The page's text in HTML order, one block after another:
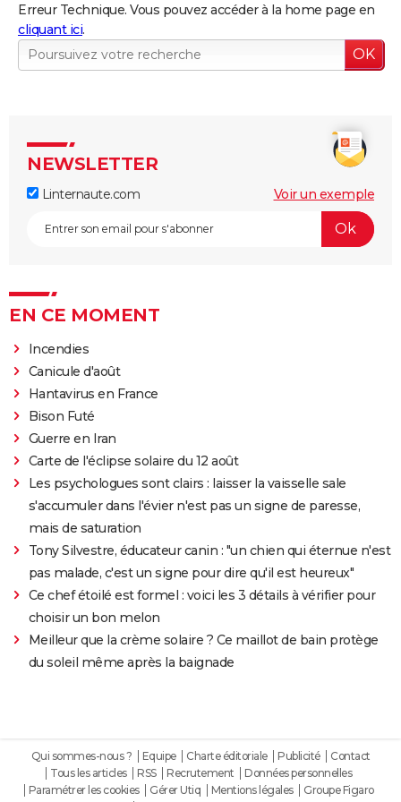
Erreur Technique. Vous pouvez accéder à la home page en
cliquant ici.
NEWSLETTER
Linternaute.com Voir un exemple
EN CE MOMENT
Incendies
Canicule d'août
Hantavirus en France
Bison Futé
Guerre en Iran
Carte de l'éclipse solaire du 12 août
Les psychologues sont clairs : laisser la vaisselle sale
s'accumuler dans l'évier n'est pas un signe de paresse,
mais de saturation
Tony Silvestre, éducateur canin : "un chien qui éternue n'est
pas malade, c'est un signe pour dire qu'il est heureux"
Ce chef étoilé est formel : voici les 3 détails à vérifier pour
choisir un bon melon
Meilleur que la crème solaire ? Ce maillot de bain protège
du soleil même après la baignade
Qui sommes-nous ? Equipe Charte éditoriale Publicité
Contact
Tous les articles
RSS Recrutement
Données personnelles
Paramétrer les cookies
Gérer Utiq Mentions légales
Groupe Figaro